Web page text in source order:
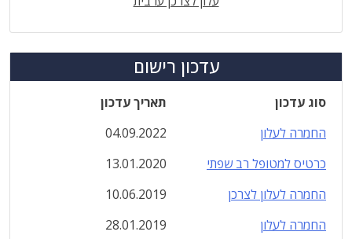
עדכון רישום
סוג עדכון
תאריך עדכון
החמרה לעלון
04.09.2022
כרטיס למטופל רב שפתי
13.01.2020
החמרה לעלון לצרכן
10.06.2019
החמרה לעלון
28.01.2019